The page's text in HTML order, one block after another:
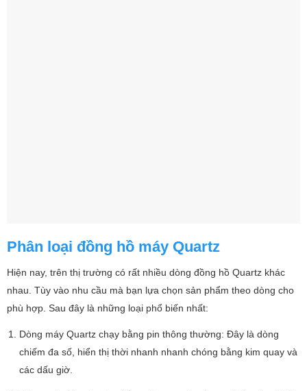
Phân loại đồng hồ máy Quartz
Hiện nay, trên thị trường có rất nhiều dòng đồng hồ Quartz khác
nhau. Tùy vào nhu cầu mà bạn lựa chọn sản phẩm theo dòng cho
phù hợp. Sau đây là những loại phổ biến nhất:
Dòng máy Quartz chạy bằng pin thông thường: Đây là dòng
chiếm đa số, hiển thị thời nhanh nhanh chóng bằng kim quay và
các dấu giờ.